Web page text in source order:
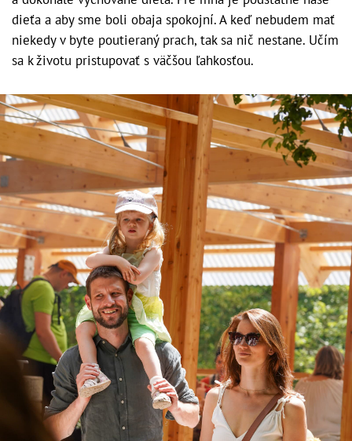
dieťa a aby sme boli obaja spokojní. A keď nebudem mať
niekedy v byte poutieraný prach, tak sa nič nestane. Učím
sa k životu pristupovať s väčšou ľahkosťou.